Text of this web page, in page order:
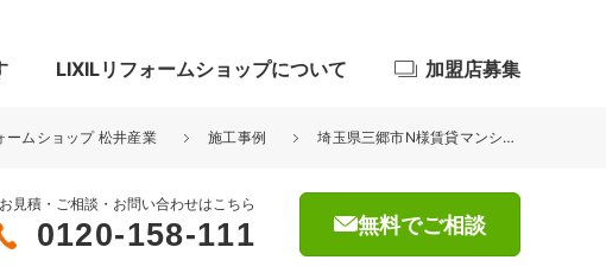
LIXILリフォームショップについて 加盟店募集
ームショップ 松井産業 施工事例 埼玉県三郷市N様賃貸マンション給排水配管無料検査を行いました。
お見積・ご相談・お問い合わせはこちら
0120-158-111 無料でご相談